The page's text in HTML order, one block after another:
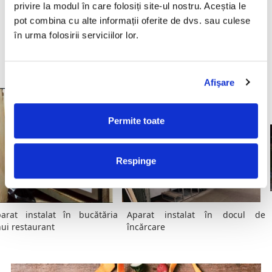
privire la modul în care folosiți site-ul nostru. Aceștia le
pot combina cu alte informații oferite de dvs. sau culese
în urma folosirii serviciilor lor.
Afişare
Permite toate
Respinge
minimiza timpul de deplasare și a crește eficiența. Unii
dintre clienți au aparatul instalat în bucătărie, dacă există
suficient spațiu, în docul de încărcare unde sunt depozitate
instalat în bucătăria
restaurant
Aparat instalat în docul de
încărcare